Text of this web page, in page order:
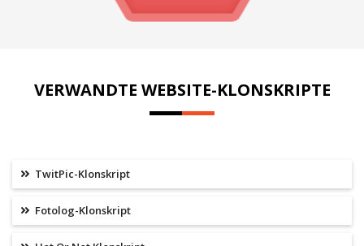
VERWANDTE WEBSITE-KLONSKRIPTE
TwitPic-Klonskript
Fotolog-Klonskript